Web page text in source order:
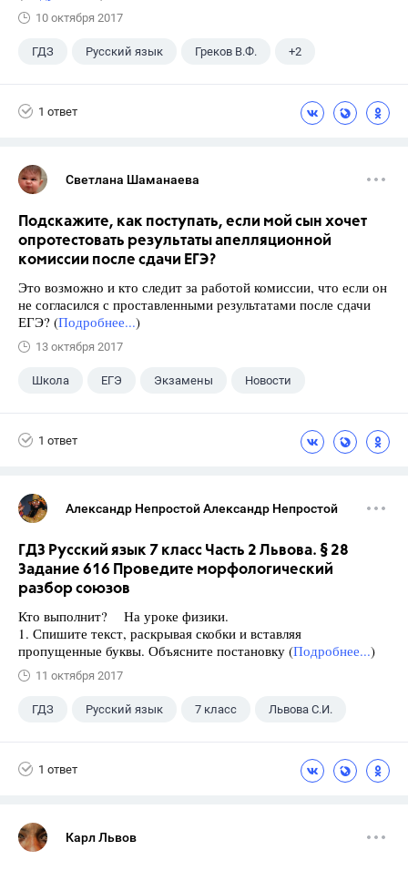
10 октября 2017
ГДЗ Русский язык Греков В.Ф. +2
1 ответ
Светлана Шаманаева
Подскажите, как поступать, если мой сын хочет
опротестовать результаты апелляционной
комиссии после сдачи ЕГЭ?
Это возможно и кто следит за работой комиссии, что если он
не согласился с проставленными результатами после сдачи
ЕГЭ? (Подробнее...)
13 октября 2017
Школа ЕГЭ Экзамены Новости
1 ответ
Александр Непростой Александр Непростой
ГДЗ Русский язык 7 класс Часть 2 Львова. § 28
Задание 616 Проведите морфологический
разбор союзов
Кто выполнит? На уроке физики.
1. Спишите текст, раскрывая скобки и вставляя
пропущенные буквы. Объясните постановку (Подробнее...)
11 октября 2017
ГДЗ Русский язык 7 класс Львова С.И.
1 ответ
Карл Львов